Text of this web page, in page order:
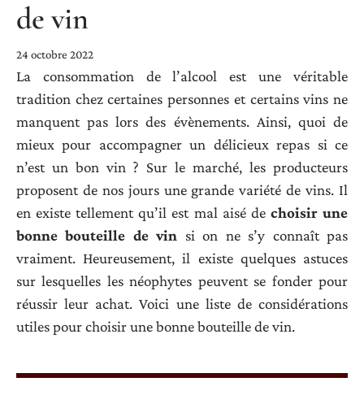
de vin
24 octobre 2022
La consommation de l’alcool est une véritable
tradition chez certaines personnes et certains vins ne
manquent pas lors des évènements. Ainsi, quoi de
mieux pour accompagner un délicieux repas si ce
n’est un bon vin ? Sur le marché, les producteurs
proposent de nos jours une grande variété de vins. Il
en existe tellement qu’il est mal aisé de choisir une
bonne bouteille de vin si on ne s’y connaît pas
vraiment. Heureusement, il existe quelques astuces
sur lesquelles les néophytes peuvent se fonder pour
réussir leur achat. Voici une liste de considérations
utiles pour choisir une bonne bouteille de vin.